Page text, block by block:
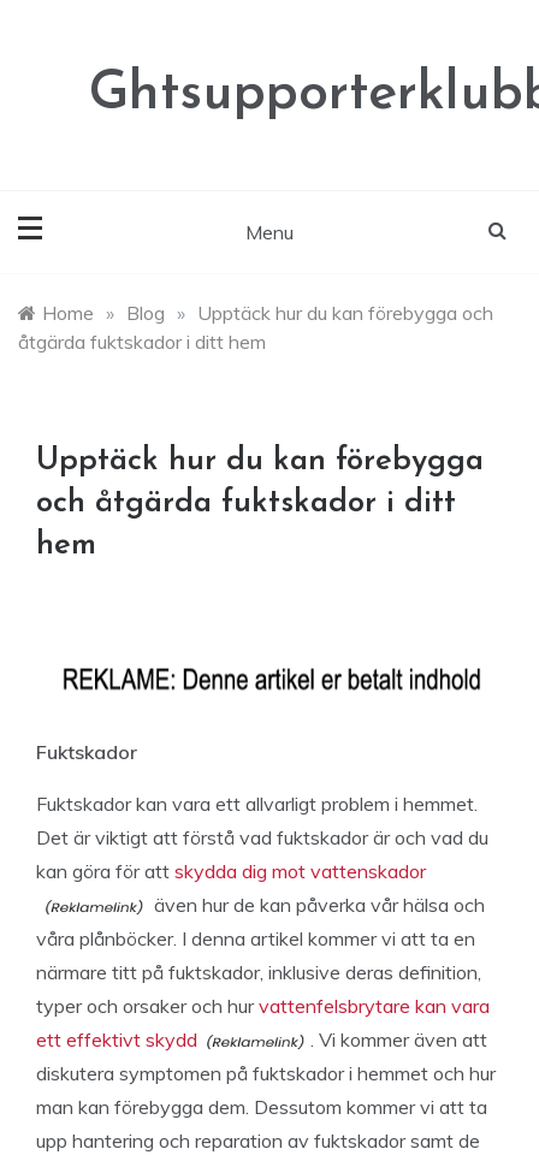
Menu
Home » Blog » Upptäck hur du kan förebygga och
åtgärda fuktskador i ditt hem
Upptäck hur du kan förebygga
och åtgärda fuktskador i ditt
hem
Fuktskador
Fuktskador kan vara ett allvarligt problem i hemmet.
Det är viktigt att förstå vad fuktskador är och vad du
kan göra för att skydda dig mot vattenskador
även hur de kan påverka vår hälsa och
våra plånböcker. I denna artikel kommer vi att ta en
närmare titt på fuktskador, inklusive deras definition,
typer och orsaker och hurvattenfelsbrytare kan vara
ett effektivt skydd
. Vi kommer även att
diskutera symptomen på fuktskador i hemmet och hur
man kan förebygga dem. Dessutom kommer vi att ta
upp hantering och reparation av fuktskador samt de